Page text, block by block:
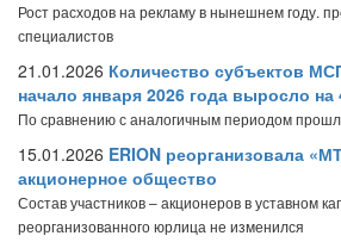
Рост расходов на рекламу в нынешнем году.
специалистов
21.01.2026 Количество субъектов
начало января 2026 года выросло на
По сравнению с аналогичным периодом
15.01.2026 ERION реорганизовала
акционерное общество
Состав участников – акционеров в уставном
реорганизованного юрлица не изменился